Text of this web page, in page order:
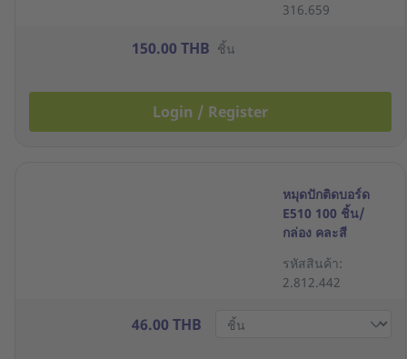
316.659
150.00 THB ชิ้น
Login / Register
หมุดปักติดบอร์ด
E510 100 ชิ้น/
กล่อง คละสี
รหัสสินค้า:
2.812.442
46.00 THB